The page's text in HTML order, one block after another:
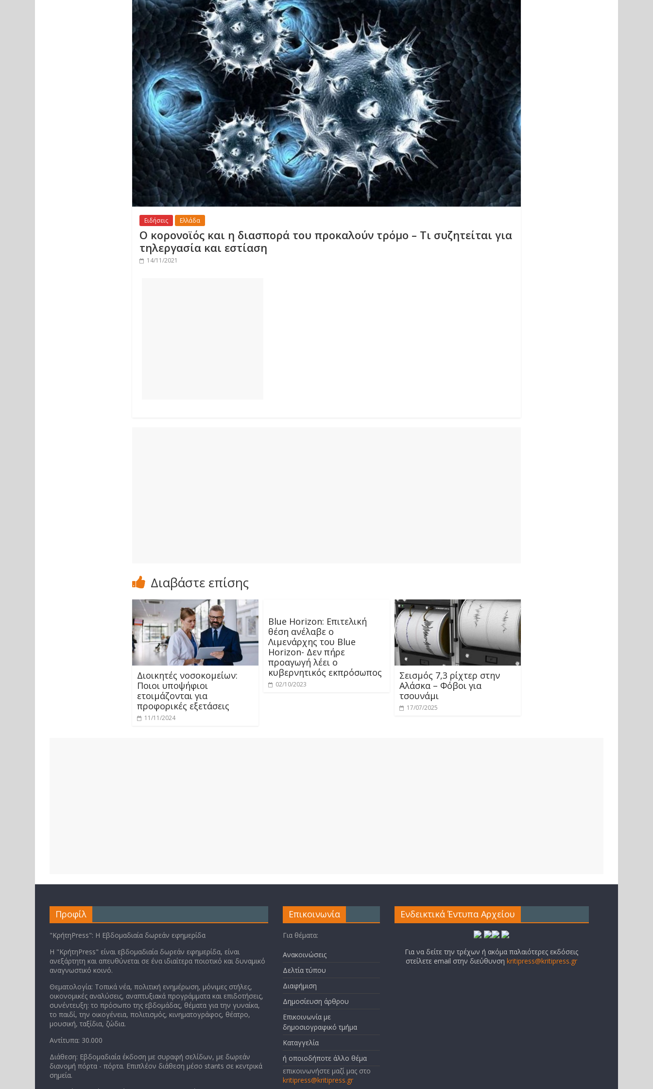
Ειδήσεις Ελλάδα
Ο κορονοϊός και η διασπορά του προκαλούν τρόμο – Τι συζητείται για
τηλεργασία και εστίαση
14/11/2021
Διαβάστε επίσης
Διοικητές νοσοκομείων:
Ποιοι υποψήφιοι
ετοιμάζονται για
προφορικές εξετάσεις
11/11/2024
Blue Horizon: Επιτελική
θέση ανέλαβε ο
Λιμενάρχης του Blue
Horizon- Δεν πήρε
προαγωγή λέει ο
κυβερνητικός εκπρόσωπος
02/10/2023
Σεισμός 7,3 ρίχτερ στην
Αλάσκα – Φόβοι για
τσουνάμι
17/07/2025
Προφίλ
"ΚρήτηPress": Η Εβδομαδιαία δωρεάν εφημερίδα
Η "ΚρήτηPress" είναι εβδομαδιαία δωρεάν εφημερίδα, είναι
ανεξάρτητη και απευθύνεται σε ένα ιδιαίτερα ποιοτικό και δυναμικό
αναγνωστικό κοινό.
Θεματολογία: Τοπικά νέα, πολιτική ενημέρωση, μόνιμες στήλες,
οικονομικές αναλύσεις, αναπτυξιακά προγράμματα και επιδοτήσεις,
συνέντευξη: το πρόσωπο της εβδομάδας, θέματα για την γυναίκα,
το παιδί, την οικογένεια, πολιτισμός, κινηματογράφος, θέατρο,
μουσική, ταξίδια, ζώδια.
Αντίτυπα: 30.000
Διάθεση: Εβδομαδιαία έκδοση με συραφή σελίδων, με δωρεάν
διανομή πόρτα - πόρτα. Επιπλέον διάθεση μέσο stants σε κεντρικά
σημεία.
Επικοινωνία
Για θέματα:
Ανακοινώσεις
Δελτία τύπου
Διαφήμιση
Δημοσίευση άρθρου
Επικοινωνία με
δημοσιογραφικό τμήμα
Καταγγελία
ή οποιοδήποτε άλλο θέμα
επικοινωνήστε μαζί μας στο
kritipress@kritipress.gr
Ενδεικτικά Έντυπα Αρχείου
Για να δείτε την τρέχων ή ακόμα παλαιότερες εκδόσεις
στείλετε email στην διεύθυνσηkritipress@kritipress.gr